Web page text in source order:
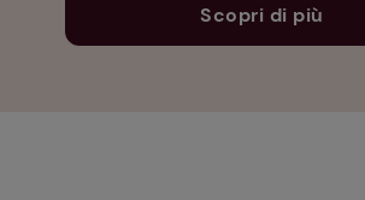
Scopri di più